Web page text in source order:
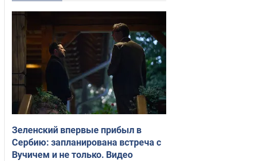
Зеленский впервые прибыл в
Сербию: запланирована встреча с
Вучичем и не только. Видео